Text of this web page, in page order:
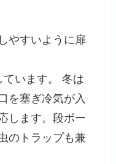
やすいように扉
います。 冬は
を塞ぎ冷気が入
します。段ボー
のトラップも兼